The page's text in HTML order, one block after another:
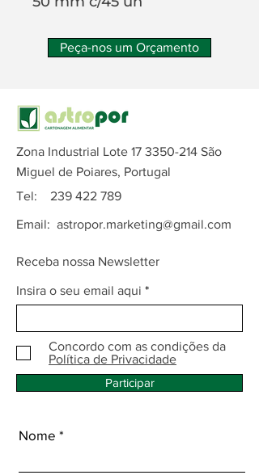
Peça-nos um Orçamento
Zona Industrial Lote 17 3350-214 São
Miguel de Poiares, Portugal
Tel: 239 422 789
Email: astropor.marketing@gmail.com
Receba nossa Newsletter
Insira o seu email aqui
Concordo com as condições da
Política de Privacidade
Participar
Nome